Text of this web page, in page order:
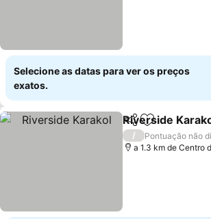
Selecione as datas para ver os preços
exatos.
PartilharAdicionar
Riverside
/
Pontuação não
a 1.3 km de Centro